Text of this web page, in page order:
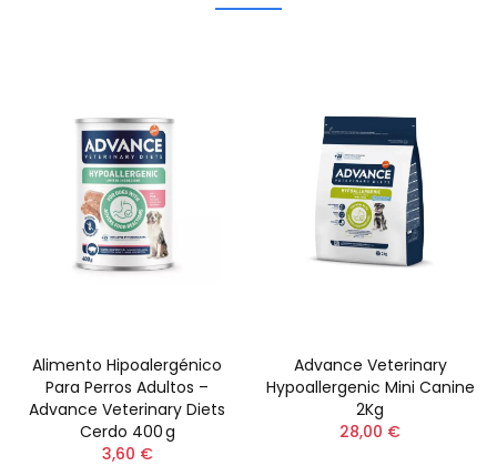
Alimento Hipoalergénico
Para Perros Adultos –
Advance Veterinary Diets
Cerdo 400 G
3,60 €
Advance Veterinary
Hypoallergenic Mini Canine
2Kg
28,00 €